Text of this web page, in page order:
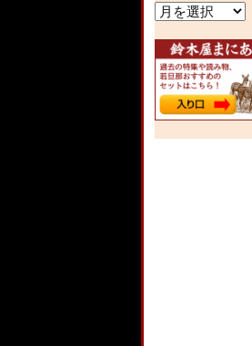
ア
ー
カ
イ
ブ